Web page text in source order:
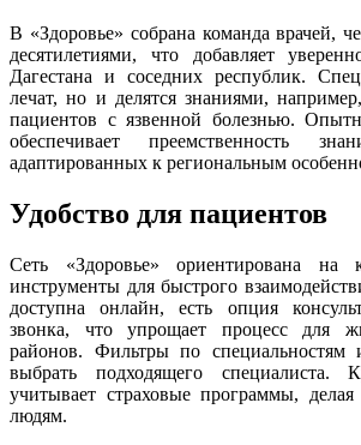
В «Здоровье» собрана команда врачей,
десятилетиями, что добавляет
Дагестана и соседних республик.
лечат, но и делятся знаниями,
пациентов с язвенной болезнью.
обеспечивает преемственность
адаптированных к региональным
Удобство для пациентов
Сеть «Здоровье» ориентирована на
инструменты для быстрого
доступна онлайн, есть опция
звонка, что упрощает процесс для
районов. Фильтры по специальностям
выбрать подходящего специалиста.
учитывает страховые программы,
людям.